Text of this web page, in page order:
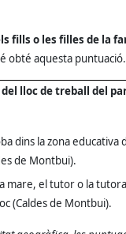
fills o les filles de la
obté aquesta puntuació.
lloc de treball del
dins la zona educativa
de Montbui).
mare, el tutor o la
(Caldes de Montbui).